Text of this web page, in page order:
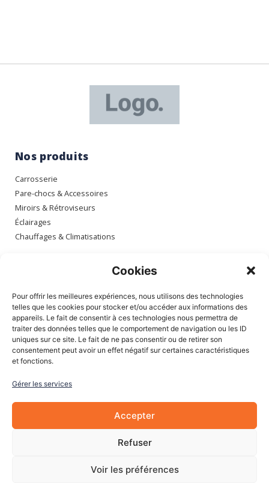
Cookies
Pour offrir les meilleures expériences, nous utilisons des technologies
telles que les cookies pour stocker et/ou accéder aux informations des
appareils. Le fait de consentir à ces technologies nous permettra de
traiter des données telles que le comportement de navigation ou les ID
uniques sur ce site. Le fait de ne pas consentir ou de retirer son
consentement peut avoir un effet négatif sur certaines caractéristiques
et fonctions.
Gérer les services
Accepter
Refuser
Voir les préférences
Nos produits
Carrosserie
Pare-chocs & Accessoires
Miroirs & Rétroviseurs
Éclairages
Chauffages & Climatisations
Mon compte
Mes commandes
Mes adresses
Mon panier
Informations
À Propos de nous
Blog
Mentions légales